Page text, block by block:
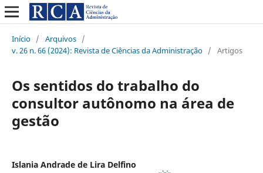
Início / Arquivos /
v. 26 n. 66 (2024): Revista de Ciências da Administração / Artigos
Os sentidos do trabalho do
consultor autônomo na área de
gestão
Islania Andrade de Lira Delfino